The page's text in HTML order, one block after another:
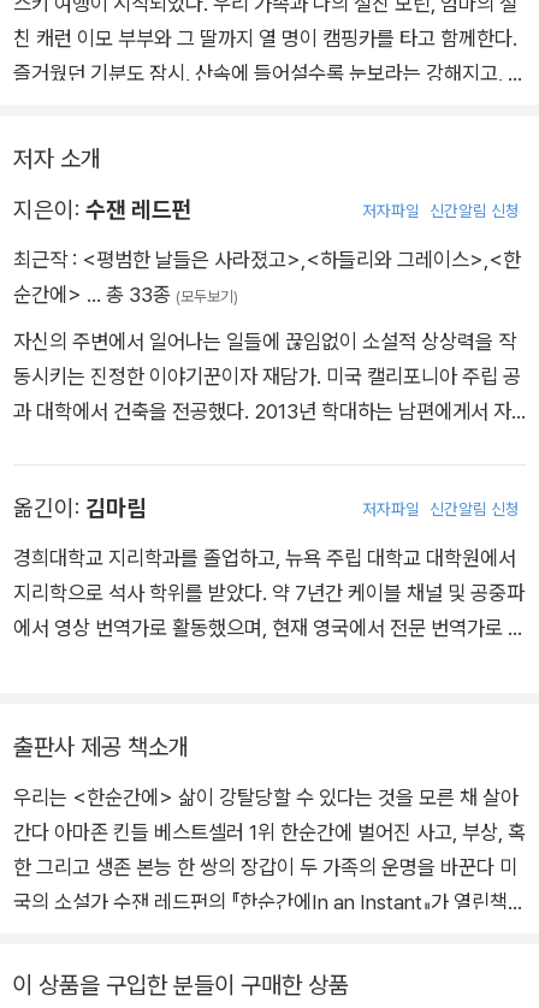
친 캐런 이모 부부와 그 딸까지 열 명이 캠핑카를 타고 함께한다.
즐거웠던 기분도 잠시, 산속에 들어설수록 눈보라는 강해지고, 눈
사슴이 나타나고, 불행히도 캠핑카는 가드레일을 들이받고 산자
락으로 추락한다.
이때 나는 즉사한다. 나는 육체를 벗어난 영혼이 되어 그 자리에
있는 모두를 자세히 볼 수 있는 상태가 된다. 나의 죽음에 가족들
모두 충격을 받지만 어두워지는 저녁, 즉시 조난 요청을 하러 이
써부터 의견 충돌이 시작된다.
언니네 커플은 이대로 있을 수 없다며 먼저 눈길을 나선다. 아빠
는 심한 부상으로 기절 상태이고, 엄마 역시 구조대를 찾으러 길
엄마가 캠핑카를 떠나기 전 내 시체에서 옷을 벗겨 내 절친 모린
에게 줄지, 엄마 친구 딸인 내털리에게 줄지 잠시 고민하지만 모
린에게 주고, 그때 캐런 이모의 얼굴에는 친구에 대한 심한 배신
감이 서린다.
엄마가 떠나자 캠핑카에는 기절한 아빠 옆에 내 친구 모린, 내 동
다. 지금까지 우리를 삼촌처럼 챙기고 우리 엄마 아빠와도 좋은
모자 그리고 내 동생의 장갑을 쳐다본다. 이때 물을 마시고 싶다
며 동생이 큰 몸을 움직여 이모를 밀친다. 그러자 이모가 한마디
한다. 「이러다 쟤 때문에 우리가 죽겠어.」 정신연령이 3세인 내 동
생은, 우리 가족 모두가 사랑과 애정으로 잘 돌보아 왔다. 누구를
다. 그 이후 밥은 동생을 캠핑카 밖으로 데리고 나간다. 그리고 이
저자 소개
지은이: 수잰 레드펀 저자파일 신간알림 신청
최근작 : <평범한 날들은 사라졌고> <하들리와 그레이스> <한
순간에> … 총 33종 (모두보기)
자신의 주변에서 일어나는 일들에 끊임없이 소설적 상상력을 작
동시키는 진정한 이야기꾼이자 재담가. 미국 캘리포니아 주립 공
과 대학에서 건축을 전공했다. 2013년 학대하는 남편에게서 자
이후 벌어지는 갈등을 생생한 캐릭터와 감각적 묘사로 그려 낸
『한순간에』를 발표해 평론으로부터 경이로운 소설을 썼다는 찬
사를 받았다. 출간 이후 아마존 킨들 베스트셀러 1위로 주목받았
으며, 전 세계 24개 언어로 번역되었다. 레드펀은 건축을 하듯 다
은 사라졌고』는 남편에게 버림받은 싱글 맘과 하루아침에 아역
스타가 된 딸의 이야기를 그린 작품이다. 우연한 성공으로 할리우
드의 중심에 선 평범한 가족이 돈과 명성, 사랑과 스캔들, 팬과 파
파라치가 뒤엉킨 세계에 휘말리는 과정을 숨 가쁘게 그려 낸다.
화려한 스포트라이트 뒤에 숨은 셀러브리티의 세계와 한 가족의
수 없게 만드는 중독적인 할리우드 가족 드라마.
옮긴이: 김마림 저자파일 신간알림 신청
경희대학교 지리학과를 졸업하고, 뉴욕 주립 대학교 대학원에서
지리학으로 석사 학위를 받았다. 약 7년간 케이블 채널 및 공중파
에서 영상 번역가로 활동했으며, 현재 영국에서 전문 번역가로 일
에』 등을 번역하였다.
출판사 제공 책소개
우리는 <한순간에> 삶이 강탈당할 수 있다는 것을 모른 채 살아
간다 아마존 킨들 베스트셀러 1위 한순간에 벌어진 사고, 부상, 혹
한 그리고 생존 본능 한 쌍의 장갑이 두 가족의 운명을 바꾼다 미
국의 소설가 수잰 레드펀의 『한순간에In an Instant』가 열린책들
권에서 12,000여 건의 온라인 평가가 달리고, 여전히 아마존 상
이 상품을 구입한 분들이 구매한 상품